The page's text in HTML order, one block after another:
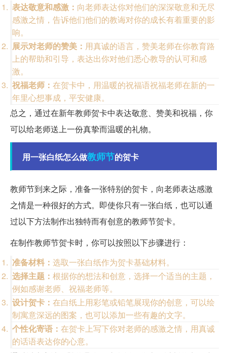
表达敬意和感激： 向老师表达你对他们的深深敬意和无尽
感激之情，告诉他们他们的教诲对你的成长有着重要的影
响。
展示对老师的赞美： 用真诚的语言，赞美老师在你教育路
上的帮助和引导，表达出你对他们悉心教导的认可和感
激。
祝福老师： 在贺卡中，用温暖的祝福语祝福老师在新的一
年里心想事成，平安健康。
总之，通过在新年教师贺卡中表达敬意、赞美和祝福，你
可以给老师送上一份真挚而温暖的礼物。
用一张白纸怎么做教师节的贺卡
教师节到来之际，准备一张特别的贺卡，向老师表达感激
之情是一种很好的方式。即使你只有一张白纸，也可以通
过以下方法制作出独特而有创意的教师节贺卡。
在制作教师节贺卡时，你可以按照以下步骤进行：
准备材料： 选取一张白纸作为贺卡基础材料。
选择主题： 根据你的想法和创意，选择一个适当的主题，
例如感谢老师、祝福老师等。
设计贺卡： 在白纸上用彩笔或铅笔展现你的创意，可以绘
制寓意深远的图案，也可以添加一些有趣的文字。
个性化寄语： 在贺卡上写下你对老师的感激之情，用真诚
的话语表达你的心意。